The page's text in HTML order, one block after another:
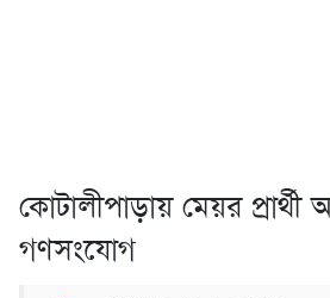
কোটালীপাড়ায় মেয়র
গণসংযোগ